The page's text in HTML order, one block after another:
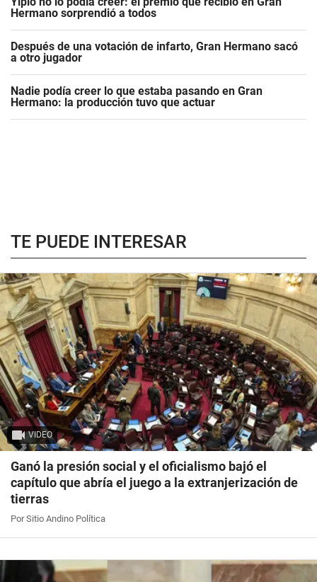
Hermano sorprendió a todos
Después de una votación de infarto, Gran Hermano sacó
a otro jugador
Nadie podía creer lo que estaba pasando en Gran
Hermano: la producción tuvo que actuar
TE PUEDE INTERESAR
VIDEO
Ganó la presión social y el oficialismo bajó el
capítulo que abría el juego a la extranjerización de
tierras
Por Sitio Andino Política